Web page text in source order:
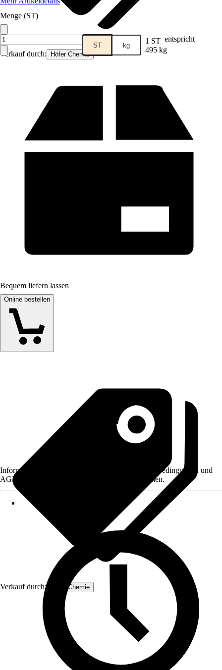
Verkauf durch: Höfer Chemie
Menge (ST)
ST kg 1 ST entspricht
495 kg
Bequem liefern lassen
Online bestellen
Verkauf durch: Höfer Chemie
Informationen des Verkäufers, wie z. B. Rückgabebedingungen und
AGB, finden Sie bei Klick auf den Verkäufernamen.